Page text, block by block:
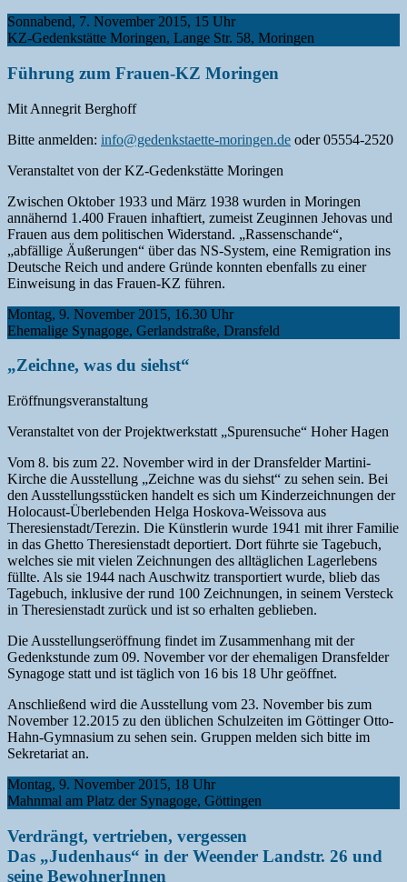
Sonnabend, 7. November 2015, 15 Uhr
KZ-Gedenkstätte Moringen, Lange Str. 58, Moringen
Führung zum Frauen-KZ Moringen
Mit Annegrit Berghoff
Bitte anmelden: info@gedenkstaette-moringen.de oder 05554-2520
Veranstaltet von der KZ-Gedenkstätte Moringen
Zwischen Oktober 1933 und März 1938 wurden in Moringen
annähernd 1.400 Frauen inhaftiert, zumeist Zeuginnen Jehovas und
Frauen aus dem politischen Widerstand. „Rassenschande“,
„abfällige Äußerungen“ über das NS-System, eine Remigration ins
Deutsche Reich und andere Gründe konnten ebenfalls zu einer
Einweisung in das Frauen-KZ führen.
Montag, 9. November 2015, 16.30 Uhr
Ehemalige Synagoge, Gerlandstraße, Dransfeld
„Zeichne, was du siehst“
Eröffnungsveranstaltung
Veranstaltet von der Projektwerkstatt „Spurensuche“ Hoher Hagen
Vom 8. bis zum 22. November wird in der Dransfelder Martini-
Kirche die Ausstellung „Zeichne was du siehst“ zu sehen sein. Bei
den Ausstellungsstücken handelt es sich um Kinderzeichnungen der
Holocaust-Überlebenden Helga Hoskova-Weissova aus
Theresienstadt/Terezin. Die Künstlerin wurde 1941 mit ihrer Familie
in das Ghetto Theresienstadt deportiert. Dort führte sie Tagebuch,
welches sie mit vielen Zeichnungen des alltäglichen Lagerlebens
füllte. Als sie 1944 nach Auschwitz transportiert wurde, blieb das
Tagebuch, inklusive der rund 100 Zeichnungen, in seinem Versteck
in Theresienstadt zurück und ist so erhalten geblieben.
Die Ausstellungseröffnung findet im Zusammenhang mit der
Gedenkstunde zum 09. November vor der ehemaligen Dransfelder
Synagoge statt und ist täglich von 16 bis 18 Uhr geöffnet.
Anschließend wird die Ausstellung vom 23. November bis zum
November 12.2015 zu den üblichen Schulzeiten im Göttinger Otto-
Hahn-Gymnasium zu sehen sein. Gruppen melden sich bitte im
Sekretariat an.
Montag, 9. November 2015, 18 Uhr
Mahnmal am Platz der Synagoge, Göttingen
Verdrängt, vertrieben, vergessen
Das „Judenhaus“ in der Weender Landstr. 26 und
seine BewohnerInnen